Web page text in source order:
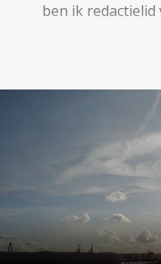
ben ik redactielid
Voor Sargasso
ontwikkeling.
variëren van de
de binnenvaart
bouwen en
kader het ik een
Morris over de
uiteraard met